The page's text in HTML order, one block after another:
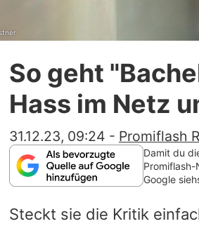
So geht
Hass im Netz
31.12.23, 09:24 - Promiflash
Damit du
Google
Steckt sie die Kritik